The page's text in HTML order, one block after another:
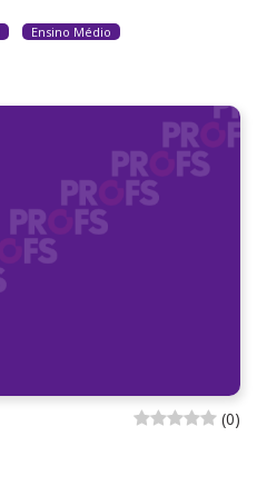
Ensino Médio
(0)